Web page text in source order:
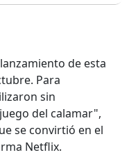
de esta
Para
sin
del calamar",
se convirtió en el
Netflix.